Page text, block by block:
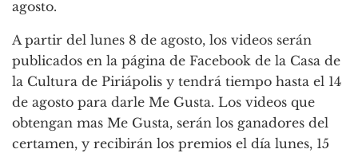
agosto.
A partir del lunes 8 de agosto, los videos serán
publicados en la página de Facebook de la Casa de
la Cultura de Piriápolis y tendrá tiempo hasta el 14
de agosto para darle Me Gusta. Los videos que
obtengan mas Me Gusta, serán los ganadores del
certamen, y recibirán los premios el día lunes, 15